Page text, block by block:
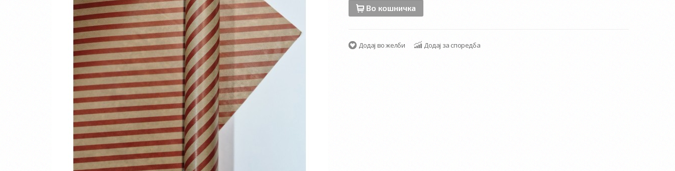
Во кошничка
Додај во желби Додај за споредба